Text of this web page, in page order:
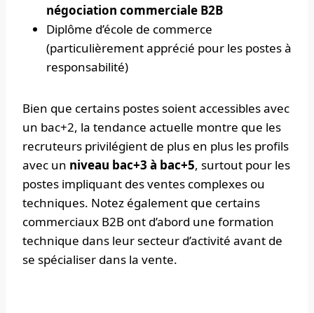
négociation commerciale B2B
Diplôme d’école de commerce
(particulièrement apprécié pour les postes à
responsabilité)
Bien que certains postes soient accessibles avec
un bac+2, la tendance actuelle montre que les
recruteurs privilégient de plus en plus les profils
avec un niveau bac+3 à bac+5, surtout pour les
postes impliquant des ventes complexes ou
techniques. Notez également que certains
commerciaux B2B ont d’abord une formation
technique dans leur secteur d’activité avant de
se spécialiser dans la vente.